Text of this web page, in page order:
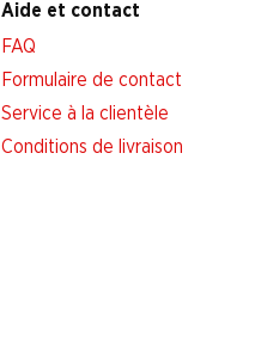
Aide et contact
FAQ
Formulaire de contact
Service à la clientèle
Conditions de livraison